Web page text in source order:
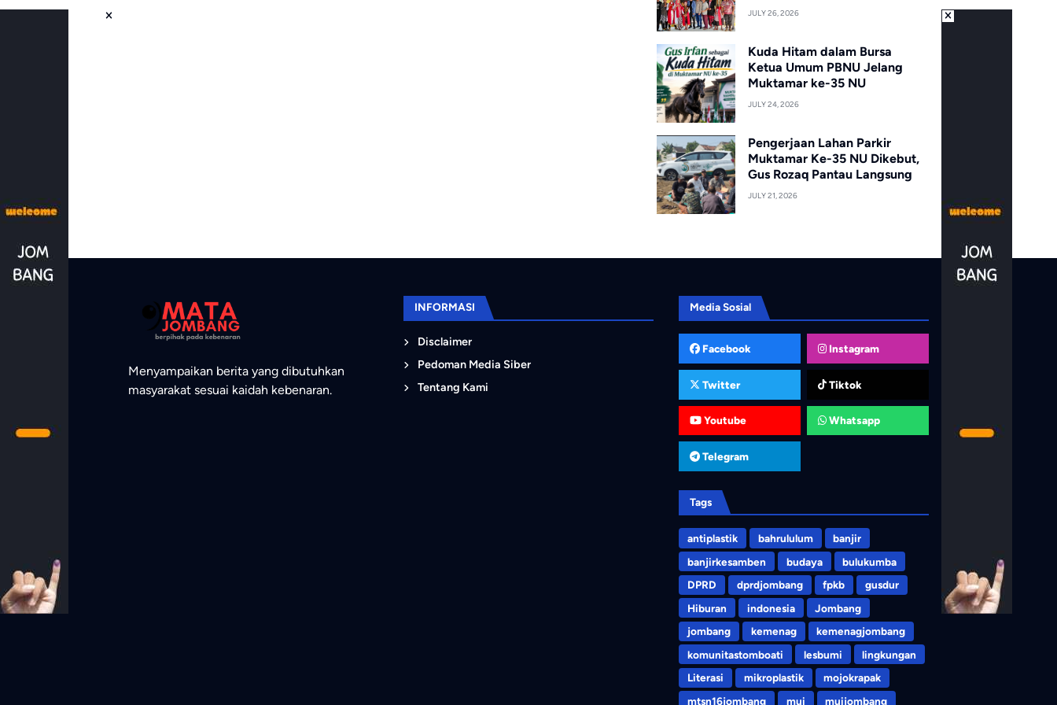
JULY 26, 2026
Kuda Hitam dalam Bursa
Ketua Umum PBNU Jelang
Muktamar ke-35 NU
JULY 24, 2026
Pengerjaan Lahan Parkir
Muktamar Ke-35 NU Dikebut,
Gus Rozaq Pantau Langsung
JULY 21, 2026
Menyampaikan berita yang dibutuhkan
masyarakat sesuai kaidah kebenaran.
INFORMASI
Disclaimer
Pedoman Media Siber
Tentang Kami
Media Sosial
Facebook Instagram
Twitter Tiktok
Youtube Whatsapp
Telegram
Tags
antiplastik bahrululum
banjir
banjirkesamben
budaya
bulukumba
DPRD
dprdjombang fpkb
gusdur
Hiburan
indonesia
Jombang
jombang
kemenag
kemenagjombang
komunitastomboati
lesbumi
lingkungan
Literasi
mikroplastik
mojokrapak
mtsn16jombang
mui muijombang